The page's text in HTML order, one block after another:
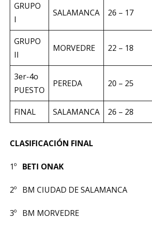
GRUPO
I
SALAMANCA 26 – 17
GRUPO
II
MORVEDRE 22 – 18
3er-4o
PUESTO
PEREDA 20 – 25
FINAL SALAMANCA 26 – 28
CLASIFICACIÓN FINAL
1º BETI ONAK
2º BM CIUDAD DE SALAMANCA
3º BM MORVEDRE